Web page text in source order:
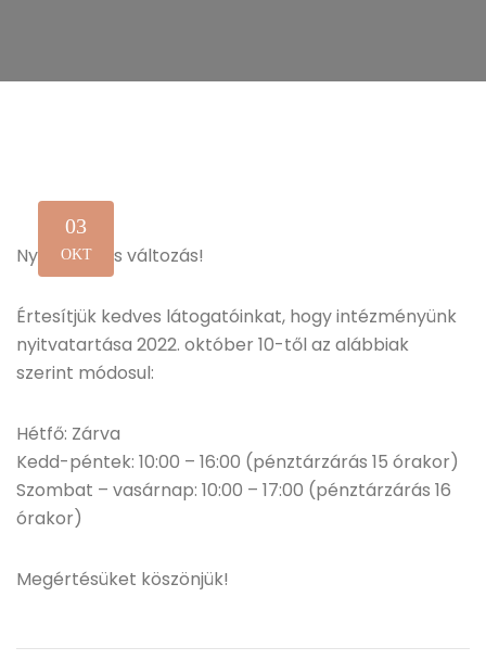
03
OKT
Nyitvatartás változás!
Értesítjük kedves látogatóinkat, hogy intézményünk
nyitvatartása 2022. október 10-től az alábbiak
szerint módosul:
Hétfő: Zárva
Kedd-péntek: 10:00 – 16:00 (pénztárzárás 15 órakor)
Szombat – vasárnap: 10:00 – 17:00 (pénztárzárás 16
órakor)
Megértésüket köszönjük!